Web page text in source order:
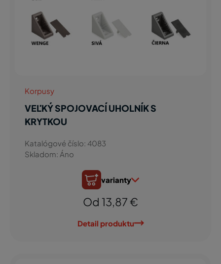
Korpusy
VEĽKÝ SPOJOVACÍ UHOLNÍK S
KRYTKOU
Katalógové číslo: 4083
Skladom: Áno
varianty
Od 13,87 €
Detail produktu